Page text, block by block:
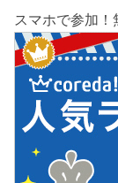
スマホで参加